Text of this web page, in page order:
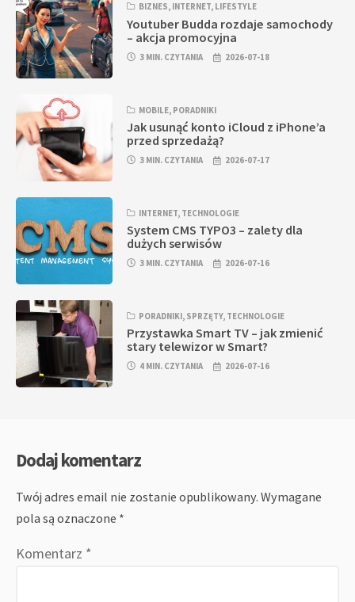
BIZNES, INTERNET, LIFESTYLE
Youtuber Budda rozdaje samochody
– akcja promocyjna
3 MIN. CZYTANIA 2026-07-18
MOBILE, PORADNIKI
Jak usunąć konto iCloud z iPhone’a
przed sprzedażą?
3 MIN. CZYTANIA 2026-07-17
INTERNET, TECHNOLOGIE
System CMS TYPO3 – zalety dla
dużych serwisów
3 MIN. CZYTANIA 2026-07-16
PORADNIKI, SPRZĘTY, TECHNOLOGIE
Przystawka Smart TV – jak zmienić
stary telewizor w Smart?
4 MIN. CZYTANIA 2026-07-16
Dodaj komentarz
Twój adres email nie zostanie opublikowany. Wymagane
pola są oznaczone *
Komentarz *